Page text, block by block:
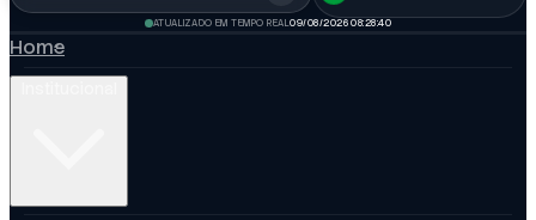
ATUALIZADO EM TEMPO REAL09/08/2026 08:28:41
Home